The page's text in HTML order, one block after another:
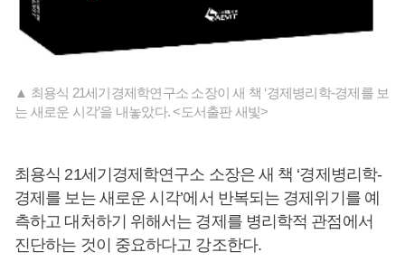
▲ 최용식 21세기경제학연구소 소장이 새 책 ‘경제병리학-경제를 보
는 새로운 시각’을 내놓았다. <도서출판 새빛>
최용식 21세기경제학연구소 소장은 새 책 ‘경제병리학-
경제를 보는 새로운 시각’에서 반복되는 경제위기를 예
측하고 대처하기 위해서는 경제를 병리학적 관점에서
진단하는 것이 중요하다고 강조한다.